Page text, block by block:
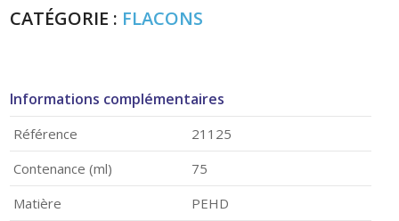
CATÉGORIE : FLACONS
Informations complémentaires
Référence
21125
Contenance (ml)
75
Matière
PEHD